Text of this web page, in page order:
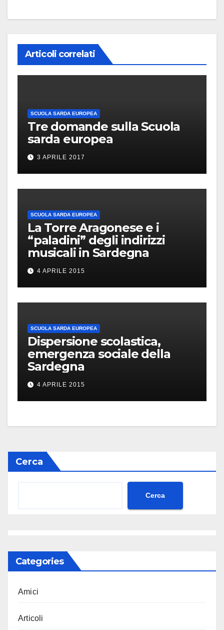
Articoli correlati
SCUOLA SARDA EUROPEA
Tre domande sulla Scuola
sarda europea
3 APRILE 2017
SCUOLA SARDA EUROPEA
La Torre Aragonese e i
“paladini” degli indirizzi
musicali in Sardegna
4 APRILE 2015
SCUOLA SARDA EUROPEA
Dispersione scolastica,
emergenza sociale della
Sardegna
4 APRILE 2015
Cerca
Cerca
Categories
Amici
Articoli